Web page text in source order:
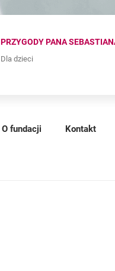
PRZYGODY PANA
Dla dzieci
O fundacji Kontakt